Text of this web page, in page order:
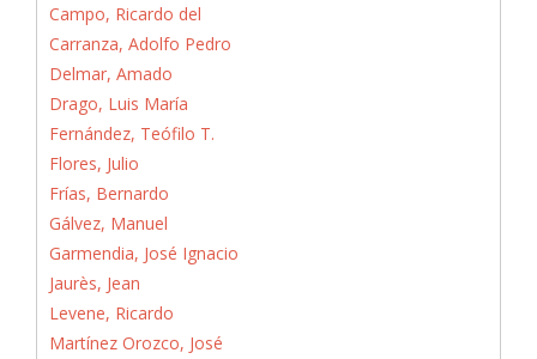
Campo, Ricardo del
Carranza, Adolfo Pedro
Delmar, Amado
Drago, Luis María
Fernández, Teófilo T.
Flores, Julio
Frías, Bernardo
Gálvez, Manuel
Garmendia, José Ignacio
Jaurès, Jean
Levene, Ricardo
Martínez Orozco, José